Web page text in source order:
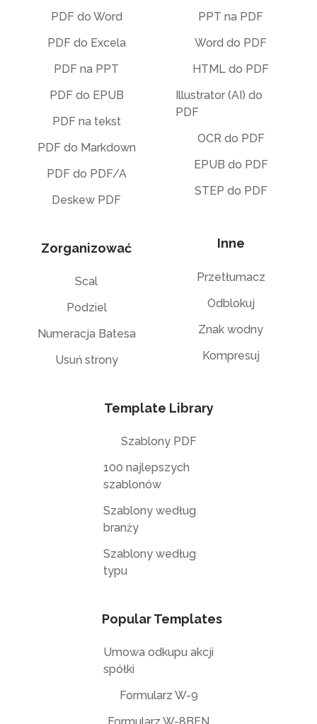
PDF do Word
PDF do Excela
PDF na PPT
PDF do EPUB
PDF na tekst
PDF do Markdown
PDF do PDF/A
Deskew PDF
Zorganizować
Scal
Podziel
Numeracja Batesa
Usuń strony
PPT na PDF
Word do PDF
HTML do PDF
Illustrator (AI) do
PDF
OCR do PDF
EPUB do PDF
STEP do PDF
Inne
Przetłumacz
Odblokuj
Znak wodny
Kompresuj
Template Library
Szablony PDF
100 najlepszych
szablonów
Szablony według
branży
Szablony według
typu
Popular Templates
Umowa odkupu akcji
spółki
Formularz W-9